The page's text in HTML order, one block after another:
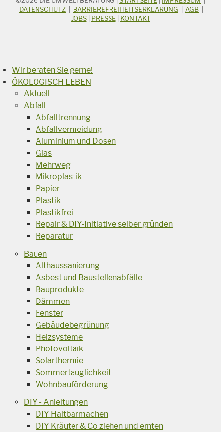
STICHWORTSUCHE
Suchbegriff
DATENSCHUTZ
BARRIEREFREIHEITSERKLÄRUNG AGB
JOBS| PRESSE| KONTAKT
Wir beraten Sie gerne!
ÖKOLOGISCH LEBEN
Aktuell
Abfall
Abfalltrennung
Abfallvermeidung
Aluminium und Dosen
Glas
Mehrweg
Mikroplastik
Papier
Plastik
Plastikfrei
Repair & DIY-Initiative selber gründen
Reparatur
Bauen
Althaussanierung
Asbest und Baustellenabfälle
Bauprodukte
Dämmen
Fenster
Gebäudebegrünung
Heizsysteme
Photovoltaik
Solarthermie
Sommertauglichkeit
Wohnbauförderung
DIY - Anleitungen
DIY Haltbarmachen
DIY Kräuter & Co ziehen und ernten